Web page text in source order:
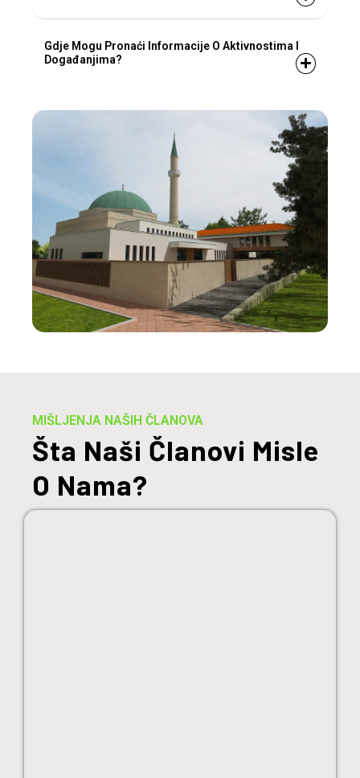
Gdje Mogu Pronaći Informacije O Aktivnostima I
Događanjima?
MIŠLJENJA NAŠIH ČLANOVA
Šta Naši Članovi Misle
O Nama?